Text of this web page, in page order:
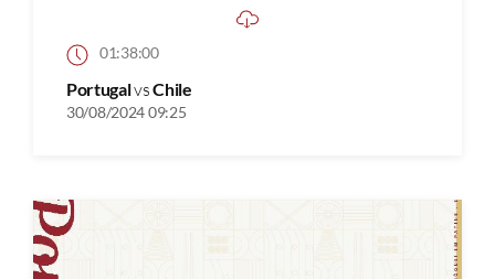
01:38:00
PortugalvsChile
30/08/2024 09:25